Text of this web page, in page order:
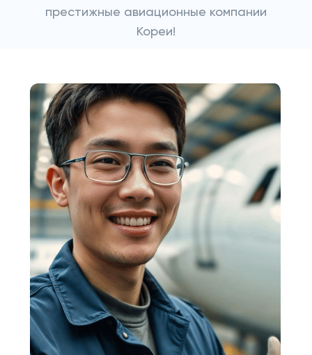
престижные авиационные компании
Кореи!